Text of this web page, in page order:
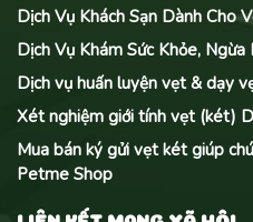
Dịch Vụ Khách Sạn Dành Cho
Dịch Vụ Khám Sức Khỏe,
Dịch vụ huấn luyện vẹt & dạy
Xét nghiệm giới tính vẹt (két)
Mua bán ký gửi vẹt két giúp
Petme Shop
LIÊN KẾT MẠNG XÃ HỘI